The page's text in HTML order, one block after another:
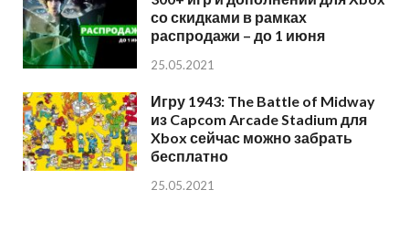
со скидками в рамках
распродажи – до 1 июня
25.05.2021
Игру 1943: The Battle of Midway
из Capcom Arcade Stadium для
Xbox сейчас можно забрать
бесплатно
25.05.2021